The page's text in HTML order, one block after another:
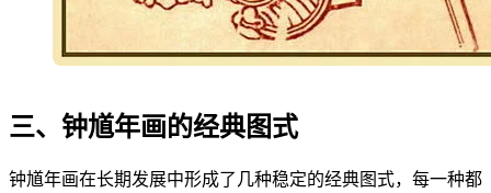
三、钟馗年画的经典图式
钟馗年画在长期发展中形成了几种稳定的经典图式，每一种都